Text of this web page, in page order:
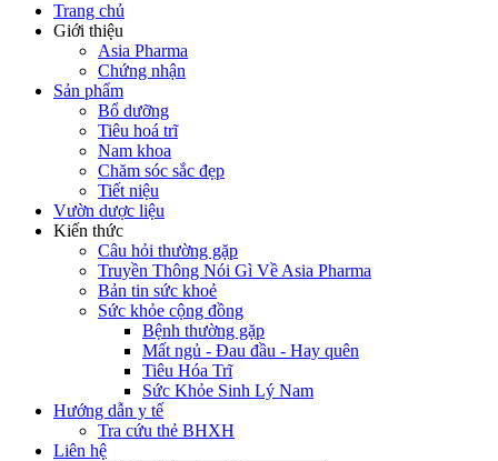
Trang chủ
Giới thiệu
Asia Pharma
Chứng nhận
Sản phẩm
Bổ dưỡng
Tiêu hoá trĩ
Nam khoa
Chăm sóc sắc đẹp
Tiết niệu
Vườn dược liệu
Kiến thức
Câu hỏi thường gặp
Truyền Thông Nói Gì Về Asia Pharma
Bản tin sức khoẻ
Sức khỏe cộng đồng
Bệnh thường gặp
Mất ngủ - Đau đầu - Hay quên
Tiêu Hóa Trĩ
Sức Khỏe Sinh Lý Nam
Hướng dẫn y tế
Tra cứu thẻ BHXH
Liên hệ